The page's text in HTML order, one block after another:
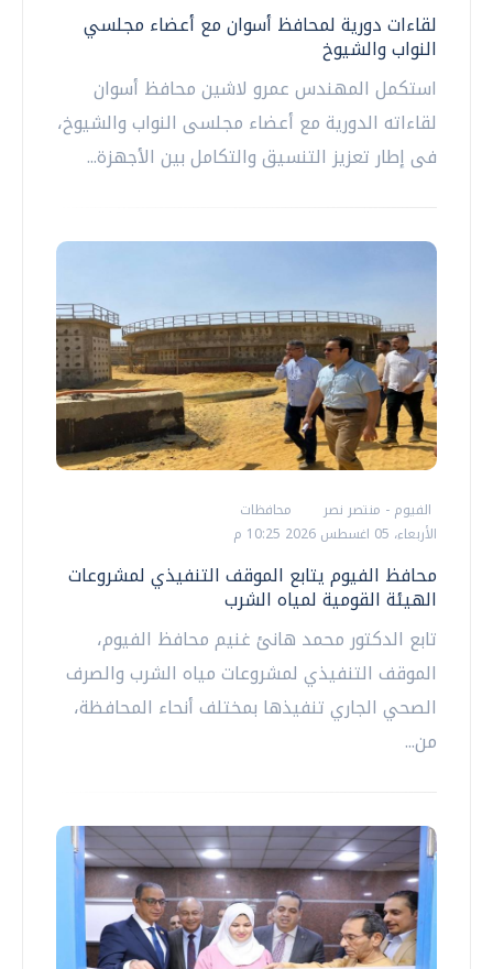
لقاءات دورية لمحافظ أسوان مع أعضاء مجلسي
النواب والشيوخ
استكمل المهندس عمرو لاشين محافظ أسوان
لقاءاته الدورية مع أعضاء مجلسى النواب والشيوخ،
فى إطار تعزيز التنسيق والتكامل بين الأجهزة...
الفيوم - منتصر نصر
محافظات
الأربعاء، 05 اغسطس 2026 10:25 م
محافظ الفيوم يتابع الموقف التنفيذي لمشروعات
الهيئة القومية لمياه الشرب
تابع الدكتور محمد هانئ غنيم محافظ الفيوم،
الموقف التنفيذي لمشروعات مياه الشرب والصرف
الصحي الجاري تنفيذها بمختلف أنحاء المحافظة،
من...